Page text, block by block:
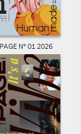
PAGE N° 01 2026